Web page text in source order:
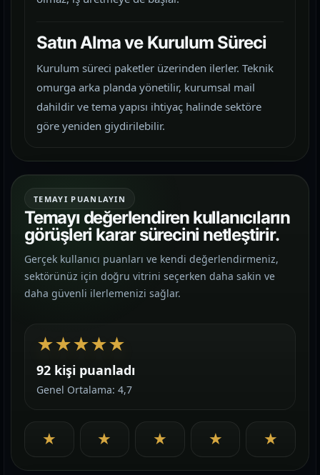
Satın Alma ve Kurulum Süreci
Kurulum süreci paketler üzerinden ilerler. Teknik
omurga arka planda yönetilir, kurumsal mail
dahildir ve tema yapısı ihtiyaç halinde sektöre
göre yeniden giydirilebilir.
TEMAYI PUANLAYIN
Temayı değerlendiren kullanıcıların
görüşleri karar sürecini netleştirir.
Gerçek kullanıcı puanları ve kendi değerlendirmeniz,
sektörünüz için doğru vitrini seçerken daha sakin ve
daha güvenli ilerlemenizi sağlar.
★★★★★
92 kişi puanladı
Genel Ortalama: 4,7
★ ★ ★ ★ ★